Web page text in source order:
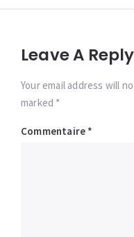
Leave A Reply
Your email address will
marked *
Commentaire *